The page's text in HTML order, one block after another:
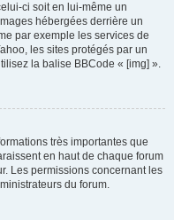
ci soit en lui-même un
hébergées derrière un
par exemple les services de
les sites protégés par un
la balise BBCode « [img] ».
très importantes que
en haut de chaque forum
Les permissions concernant les
du forum.